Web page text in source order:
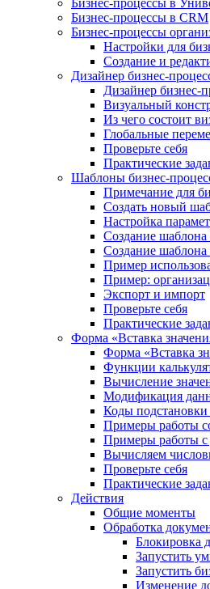
Бизнес-процессы в
Бизнес-процессы в CRM
Бизнес-процессы
Настройки для
Создание и
Дизайнер бизнес-
Дизайнер бизнес-
Визуальный
Из чего состоит
Глобальные
Проверьте себя
Практические
Шаблоны бизнес-
Примечание для
Создать новый
Настройка
Создание шаблона
Создание шаблона
Пример
Пример:
Экспорт и импорт
Проверьте себя
Практические
Форма «Вставка
Форма «Вставка
Функции
Вычисление
Модификация
Коды
Примеры работы
Примеры работы с
Вычисляем
Проверьте себя
Практические
Действия
Общие моменты
Обработка
Блокировка
Запустить
Запустить
Изменение